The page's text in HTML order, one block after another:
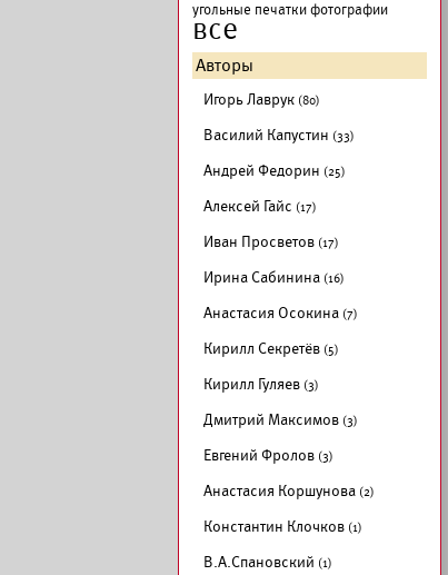
угольные печаткифотографии
все
Авторы
Игорь Лаврук (80)
Василий Капустин (33)
Андрей Федорин (25)
Алексей Гайс (17)
Иван Просветов (17)
Ирина Сабинина (16)
Анастасия Осокина (7)
Кирилл Секретёв (5)
Кирилл Гуляев (3)
Дмитрий Максимов (3)
Евгений Фролов (3)
Анастасия Коршунова (2)
Константин Клочков (1)
В.А.Спановский (1)